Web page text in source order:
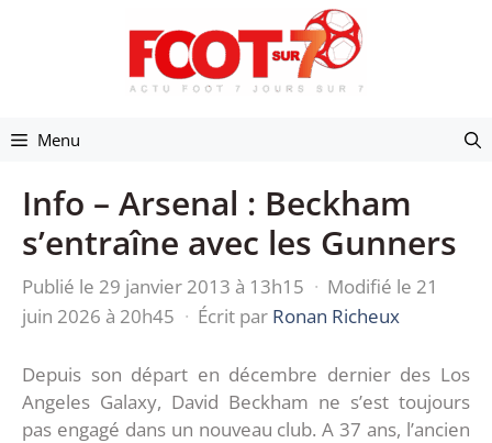
Menu
Info – Arsenal : Beckham
s’entraîne avec les Gunners
Publié le 29 janvier 2013 à 13h15 · Modifié le 21
juin 2026 à 20h45 · Écrit par Ronan Richeux
Depuis son départ en décembre dernier des Los
Angeles Galaxy, David Beckham ne s’est toujours
pas engagé dans un nouveau club. A 37 ans, l’ancien